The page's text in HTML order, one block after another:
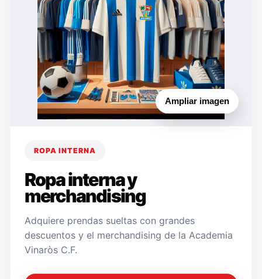
Ampliar imagen
ROPA INTERNA
Ropa interna y
merchandising
Adquiere prendas sueltas con grandes
descuentos y el merchandising de la Academia
Vinaròs C.F.